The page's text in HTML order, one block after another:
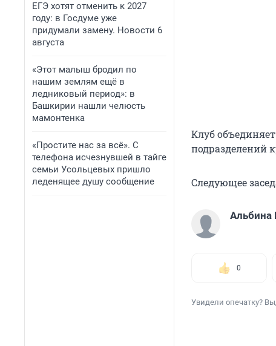
ЕГЭ хотят отменить к 2027
году: в Госдуме уже
придумали замену. Новости 6
августа
«Этот малыш бродил по
нашим землям ещё в
ледниковый период»: в
Башкирии нашли челюсть
мамонтенка
«Простите нас за всё». С
телефона исчезнувшей в тайге
семьи Усольцевых пришло
леденящее душу сообщение
Клуб
подразделений
Следующее
Альбина
0
Увидели опечатку?